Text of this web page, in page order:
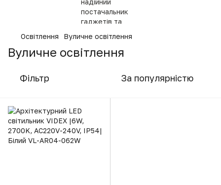
Освітлення Вуличне освітлення
Вуличне освітлення
Фільтр За популярністю